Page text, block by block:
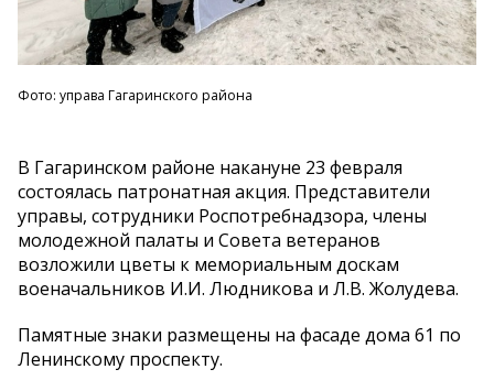
Фото: управа Гагаринского района
В Гагаринском районе накануне 23 февраля
состоялась патронатная акция. Представители
управы, сотрудники Роспотребнадзора, члены
молодежной палаты и Совета ветеранов
возложили цветы к мемориальным доскам
военачальников И.И. Людникова и Л.В. Жолудева.
Памятные знаки размещены на фасаде дома 61 по
Ленинскому проспекту.